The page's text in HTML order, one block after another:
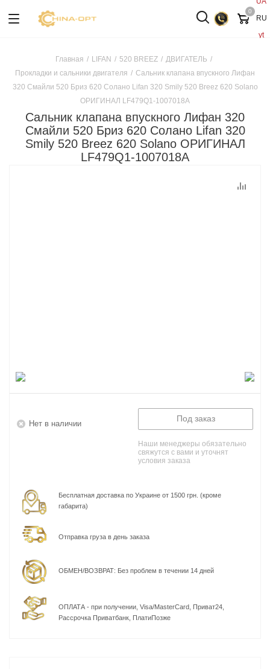
RU
yt
0
Главная / LIFAN / 520 BREEZ / ДВИГАТЕЛЬ /
Прокладки и сальники двигателя / Сальник клапана впускного Лифан
320 Смайли 520 Бриз 620 Солано Lifan 320 Smily 520 Breez 620 Solano
ОРИГИНАЛ LF479Q1-1007018A
Сальник клапана впускного Лифан 320
Смайли 520 Бриз 620 Солано Lifan 320
Smily 520 Breez 620 Solano ОРИГИНАЛ
LF479Q1-1007018A
Нет в наличии
Под заказ
Наши менеджеры обязательно
свяжутся с вами и уточнят
условия заказа
Бесплатная доставка по Украине от 1500 грн. (кроме
габарита)
Отправка груза в день заказа
ОБМЕН/ВОЗВРАТ: Без проблем в течении 14 дней
ОПЛАТА - при получении, Visa/MasterCard, Приват24,
Рассрочка Приватбанк, ПлатиПозже